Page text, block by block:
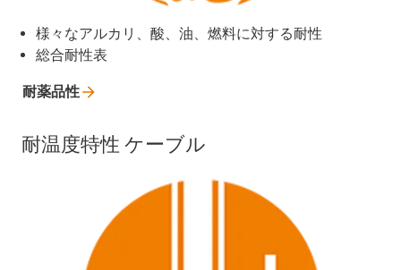
様々なアルカリ、酸、油、燃料に対する耐性
総合耐性表
耐薬品性
耐温度特性 ケーブル